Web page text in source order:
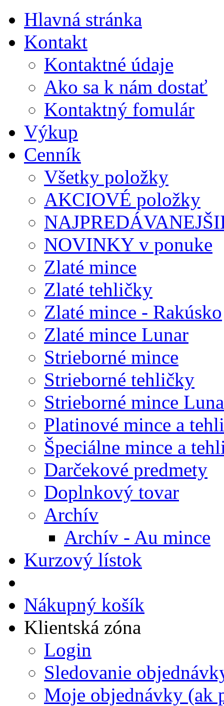
Hlavná stránka
Kontakt
Kontaktné údaje
Ako sa k nám dostať
Kontaktný fomulár
Výkup
Cenník
Všetky položky
AKCIOVÉ položky
NOVINKY v ponuke
Zlaté mince
Zlaté tehličky
Zlaté mince - Rakúsko
Zlaté mince Lunar
Strieborné mince
Strieborné tehličky
Strieborné mince
Platinové mince a
Špeciálne mince a
Darčekové predmety
Doplnkový tovar
Archív
Archív - Au mince
Kurzový lístok
Nákupný košík
Klientská zóna
Login
Sledovanie
Moje objednávky (ak